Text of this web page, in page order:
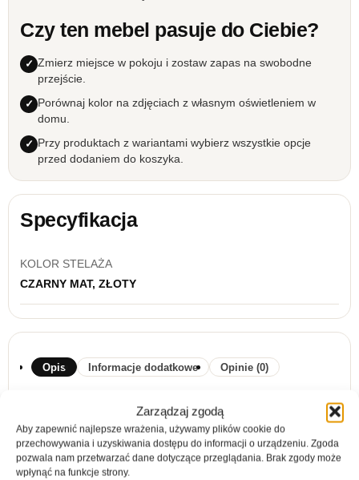
Zarządzaj zgodą
Aby zapewnić najlepsze wrażenia, używamy plików cookie do
przechowywania i uzyskiwania dostępu do informacji o urządzeniu. Zgoda
pozwala nam przetwarzać dane dotyczące przeglądania. Brak zgody może
wpłynąć na funkcje strony.
Czy ten mebel pasuje do Ciebie?
Zmierz miejsce w pokoju i zostaw zapas na swobodne
przejście.
Porównaj kolor na zdjęciach z własnym oświetleniem w
domu.
Przy produktach z wariantami wybierz wszystkie opcje
przed dodaniem do koszyka.
Specyfikacja
KOLOR STELAŻA
CZARNY MAT, ZŁOTY
Opis Informacje dodatkowe Opinie (0)
Stolik RTV Nova 154 zielony
Kolorystyka:
korpus i fronty: